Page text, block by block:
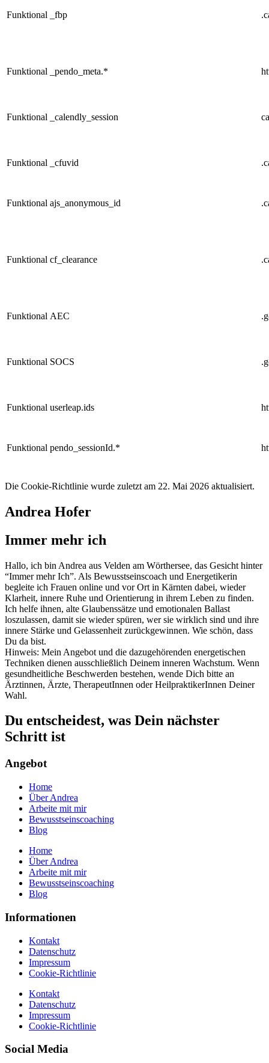
Funktional _fbp
Funktional _pendo_meta.*
Funktional _calendly_session
Funktional _cfuvid
Funktional ajs_anonymous_id
Funktional cf_clearance
Funktional AEC
Funktional SOCS
Funktional userleap.ids
Funktional pendo_sessionId.*
Die Cookie-Richtlinie wurde zuletzt am 22. Mai 2026 aktualisiert.
Andrea Hofer
Immer mehr ich
Hallo, ich bin Andrea aus Velden am Wörthersee, das Gesicht hinter
“Immer mehr Ich”. Als Bewusstseinscoach und Energetikerin
begleite ich Frauen online und vor Ort in Kärnten dabei, wieder
Klarheit, innere Ruhe und Orientierung in ihrem Leben zu finden.
Ich helfe ihnen, alte Glaubenssätze und emotionalen Ballast
loszulassen, damit sie wieder spüren, wer sie wirklich sind und ihre
innere Stärke und Gelassenheit zurückgewinnen. Wie schön, dass
Du da bist.
Hinweis: Mein Angebot und die dazugehörenden energetischen
Techniken dienen ausschließlich Deinem inneren Wachstum. Wenn
gesundheitliche Beschwerden bestehen, wende Dich bitte an
Ärztinnen, Ärzte, TherapeutInnen oder HeilpraktikerInnen Deiner
Wahl.
Du entscheidest, was Dein nächster
Schritt ist
Angebot
Home
Über Andrea
Arbeite mit mir
Bewusstseinscoaching
Blog
Home
Über Andrea
Arbeite mit mir
Bewusstseinscoaching
Blog
Informationen
Kontakt
Datenschutz
Impressum
Cookie-Richtlinie
Kontakt
Datenschutz
Impressum
Cookie-Richtlinie
Social Media